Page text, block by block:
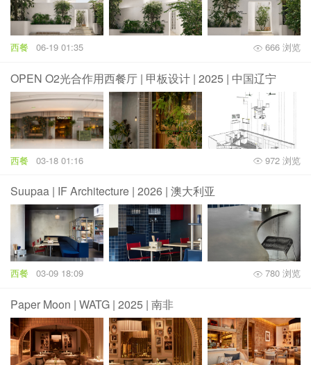
西餐 06-19 01:35 666 浏览
OPEN O2光合作用西餐厅 | 甲板设计 | 2025 | 中国辽宁
西餐 03-18 01:16 972 浏览
Suupaa | IF Architecture | 2026 | 澳大利亚
西餐 03-09 18:09 780 浏览
Paper Moon | WATG | 2025 | 南非